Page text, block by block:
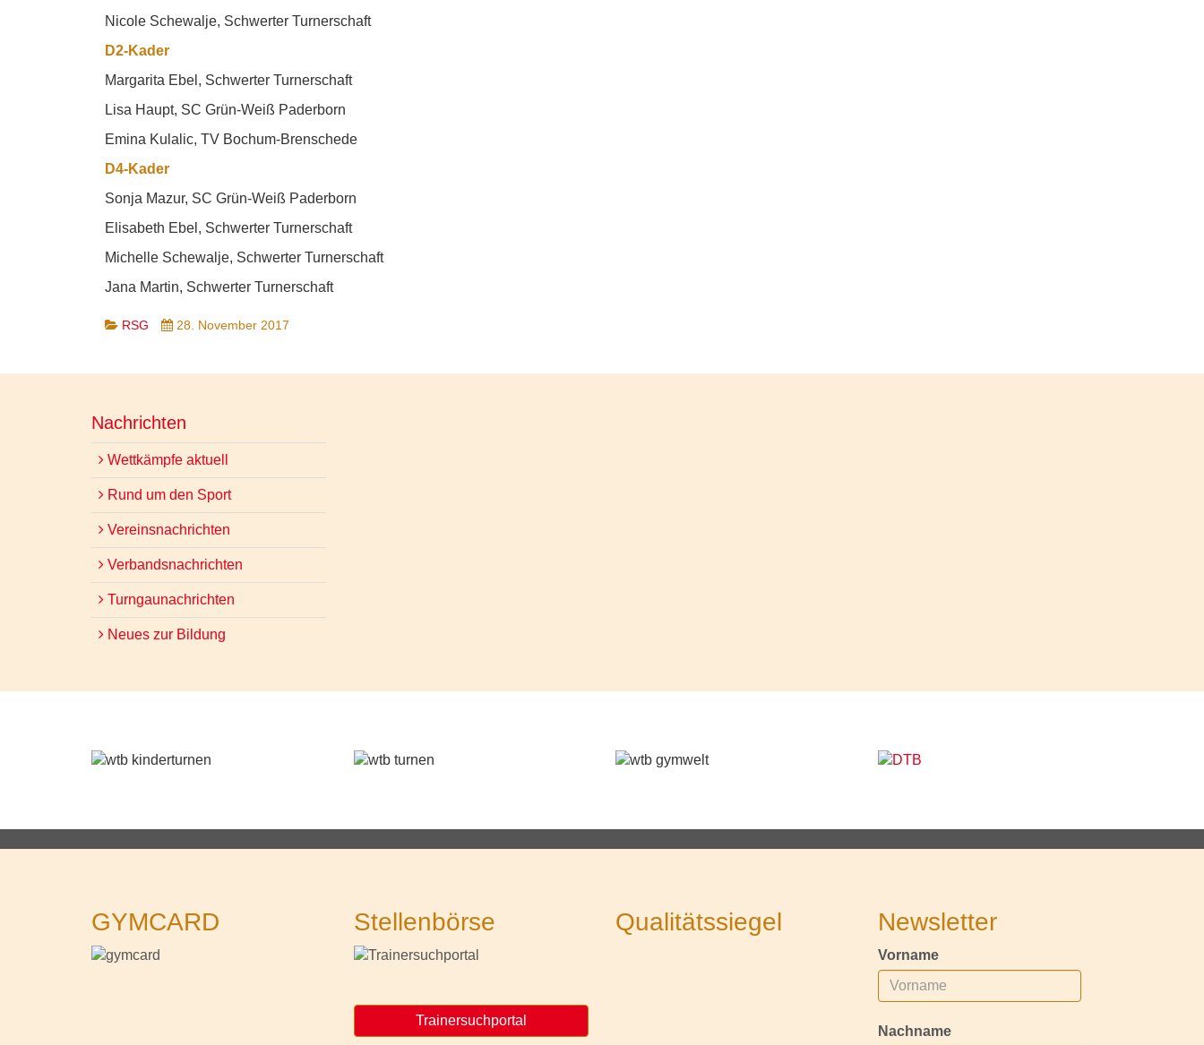
Nicole Schewalje, Schwerter Turnerschaft
D2-Kader
Margarita Ebel, Schwerter Turnerschaft
Lisa Haupt, SC Grün-Weiß Paderborn
Emina Kulalic, TV Bochum-Brenschede
D4-Kader
Sonja Mazur, SC Grün-Weiß Paderborn
Elisabeth Ebel, Schwerter Turnerschaft
Michelle Schewalje, Schwerter Turnerschaft
Jana Martin, Schwerter Turnerschaft
RSG 28. November 2017
Nachrichten
Wettkämpfe aktuell
Rund um den Sport
Vereinsnachrichten
Verbandsnachrichten
Turngaunachrichten
Neues zur Bildung
GYMCARD Stellenbörse
Trainersuchportal
Qualitätssiegel Newsletter
Vorname
Nachname